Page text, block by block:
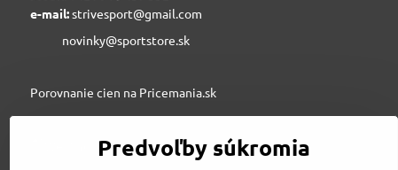
e-mail:strivesport@gmail.com
novinky@sportstore.sk
Porovnanie cien na Pricemania.sk
Predvoľby súkromia